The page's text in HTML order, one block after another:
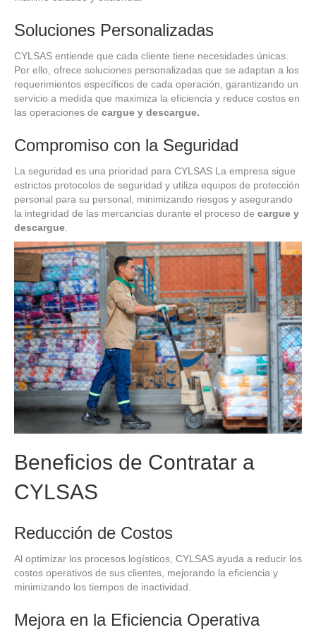
Soluciones Personalizadas
CYLSAS entiende que cada cliente tiene necesidades únicas.
Por ello, ofrece soluciones personalizadas que se adaptan a los
requerimientos específicos de cada operación, garantizando un
servicio a medida que maximiza la eficiencia y reduce costos en
las operaciones de cargue y descargue.
Compromiso con la Seguridad
La seguridad es una prioridad para CYLSAS La empresa sigue
estrictos protocolos de seguridad y utiliza equipos de protección
personal para su personal, minimizando riesgos y asegurando
la integridad de las mercancías durante el proceso de cargue y
descargue
Beneficios de Contratar a
CYLSAS
Reducción de Costos
Al optimizar los procesos logísticos, CYLSAS ayuda a reducir los
costos operativos de sus clientes, mejorando la eficiencia y
minimizando los tiempos de inactividad.
Mejora en la Eficiencia Operativa